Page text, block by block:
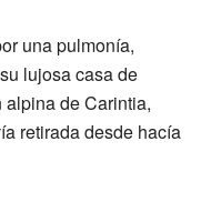
una pulmonía,
lujosa casa de
de Carintia,
retirada desde hacía